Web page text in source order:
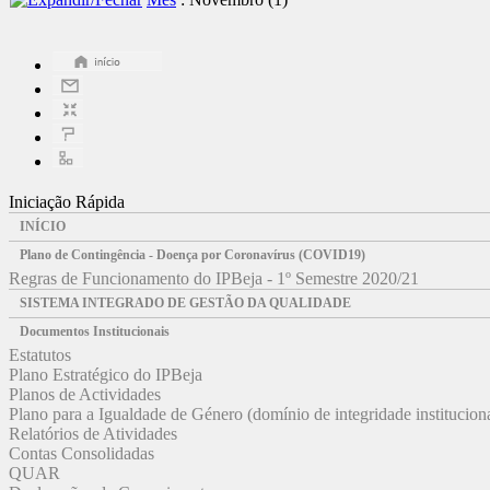
Iniciação Rápida
INÍCIO
Plano de Contingência - Doença por Coronavírus (COVID19)
Regras de Funcionamento do IPBeja - 1º Semestre 2020/21
SISTEMA INTEGRADO DE GESTÃO DA QUALIDADE
Documentos Institucionais
Estatutos
Plano Estratégico do IPBeja
Planos de Actividades
Plano para a Igualdade de Género (domínio de integridade
Relatórios de Atividades
Contas Consolidadas
QUAR